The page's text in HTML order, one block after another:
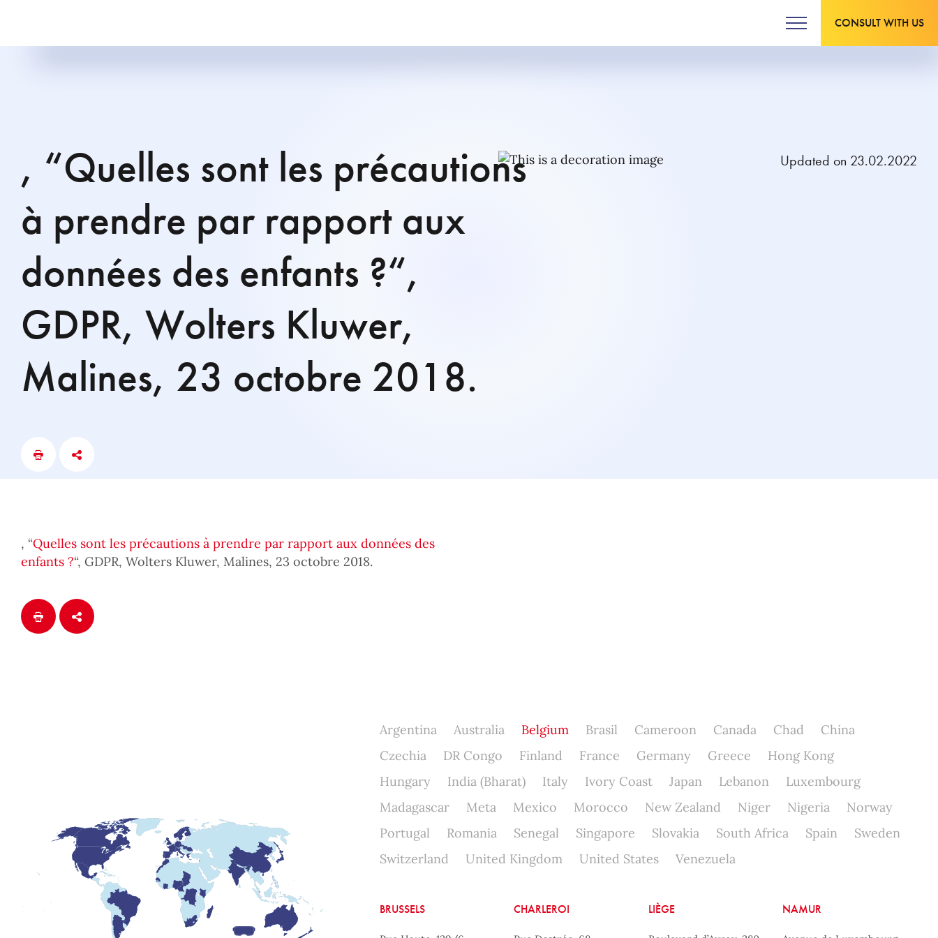
CONSULT WITH US
, “Quelles sont les précautions
à prendre par rapport aux
données des enfants ?“,
GDPR, Wolters Kluwer,
Malines, 23 octobre 2018.
Updated on 23.02.2022
, “Quelles sont les précautions à prendre par rapport aux données des
enfants ?“, GDPR, Wolters Kluwer, Malines, 23 octobre 2018.
Argentina Australia Belgium Brasil Cameroon Canada Chad
China
Czechia
DR Congo Finland France Germany Greece
Hong Kong
Hungary
India (Bharat) Italy Ivory Coast Japan Lebanon
Luxembourg
Madagascar
Meta Mexico Morocco New Zealand Niger Nigeria
Norway
Portugal
Romania Senegal Singapore Slovakia South Africa Spain
Sweden
Switzerland
United Kingdom United States Venezuela
BRUSSELS CHARLEROI LIÈGE NAMUR